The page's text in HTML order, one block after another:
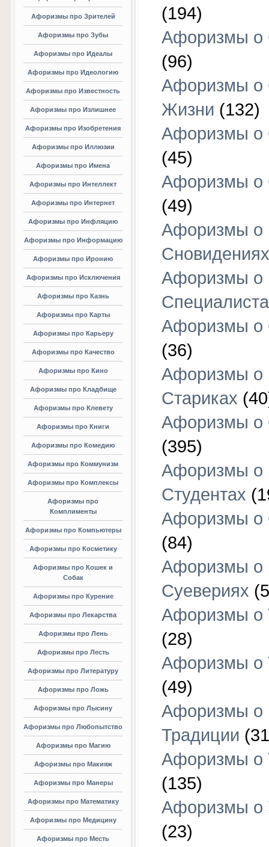
Афоризмы про Зрителей
Афоризмы про Зубы
Афоризмы про Идеалы
Афоризмы про Идеологию
Афоризмы про Известность
Афоризмы про Излишнее
Афоризмы про Изобретения
Афоризмы про Иллюзии
Афоризмы про Имена
Афоризмы про Интеллект
Афоризмы про Интернет
Афоризмы про Инфляцию
Афоризмы про Информацию
Афоризмы про Иронию
Афоризмы про Исключения
Афоризмы про Казнь
Афоризмы про Карты
Афоризмы про Карьеру
Афоризмы про Качество
Афоризмы про Кино
Афоризмы про Кладбище
Афоризмы про Клевету
Афоризмы про Книги
Афоризмы про Комедию
Афоризмы про Коммунизм
Афоризмы про Комплексы
Афоризмы про
Комплименты
Афоризмы про Компьютеры
Афоризмы про Косметику
Афоризмы про Кошек и
Собак
Афоризмы про Курение
Афоризмы про Лекарства
Афоризмы про Лень
Афоризмы про Лесть
Афоризмы про Литературу
Афоризмы про Ложь
Афоризмы про Лысину
Афоризмы про Любопытство
Афоризмы про Магию
Афоризмы про Макияж
Афоризмы про Манеры
Афоризмы про Математику
Афоризмы про Медицину
Афоризмы про Месть
(194)
Афоризмы о
(96)
Афоризмы о
Жизни (132)
Афоризмы о
(45)
Афоризмы о
(49)
Афоризмы о
Сновидениях
Афоризмы о
Афоризмы о
(36)
Афоризмы о
Стариках
Афоризмы о
(395)
Афоризмы о
Студентах
Афоризмы о
(84)
Афоризмы о
Суевериях
Афоризмы о
(28)
Афоризмы о
(49)
Афоризмы о
Традиции
Афоризмы о
(135)
Афоризмы о
(23)